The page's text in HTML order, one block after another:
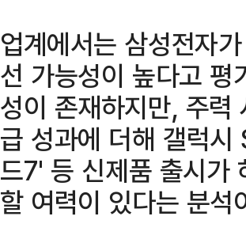
업계에서는 삼성전자
선 가능성이 높다고
성이 존재하지만, 주
급 성과에 더해 갤럭
드7' 등 신제품 출시가
할 여력이 있다는 분석